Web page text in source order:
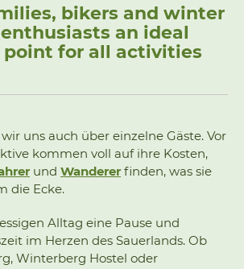
bikers and winter
an ideal
for all activities
uns auch über einzelne Gäste. Vor
kommen voll auf ihre Kosten,
und Wanderer finden, was sie
die Ecke.
Alltag eine Pause und
im Herzen des Sauerlands. Ob
Winterberg Hostel oder